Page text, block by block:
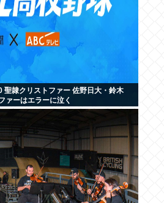
聖隷クリストファー 佐野日大・鈴木
ァーはエラーに泣く